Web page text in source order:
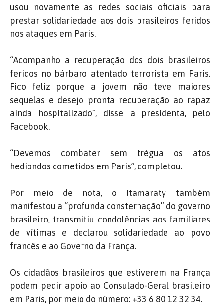
usou novamente as redes sociais oficiais para
prestar solidariedade aos dois brasileiros feridos
nos ataques em Paris.
“Acompanho a recuperação dos dois brasileiros
feridos no bárbaro atentado terrorista em Paris.
Fico feliz porque a jovem não teve maiores
sequelas e desejo pronta recuperação ao rapaz
ainda hospitalizado”, disse a presidenta, pelo
Facebook.
“Devemos combater sem trégua os atos
hediondos cometidos em Paris”, completou.
Por meio de nota, o Itamaraty também
manifestou a “profunda consternação” do governo
brasileiro, transmitiu condolências aos familiares
de vítimas e declarou solidariedade ao povo
francês e ao Governo da França.
Os cidadãos brasileiros que estiverem na França
podem pedir apoio ao Consulado-Geral brasileiro
em Paris, por meio do número: +33 6 80 12 32 34.